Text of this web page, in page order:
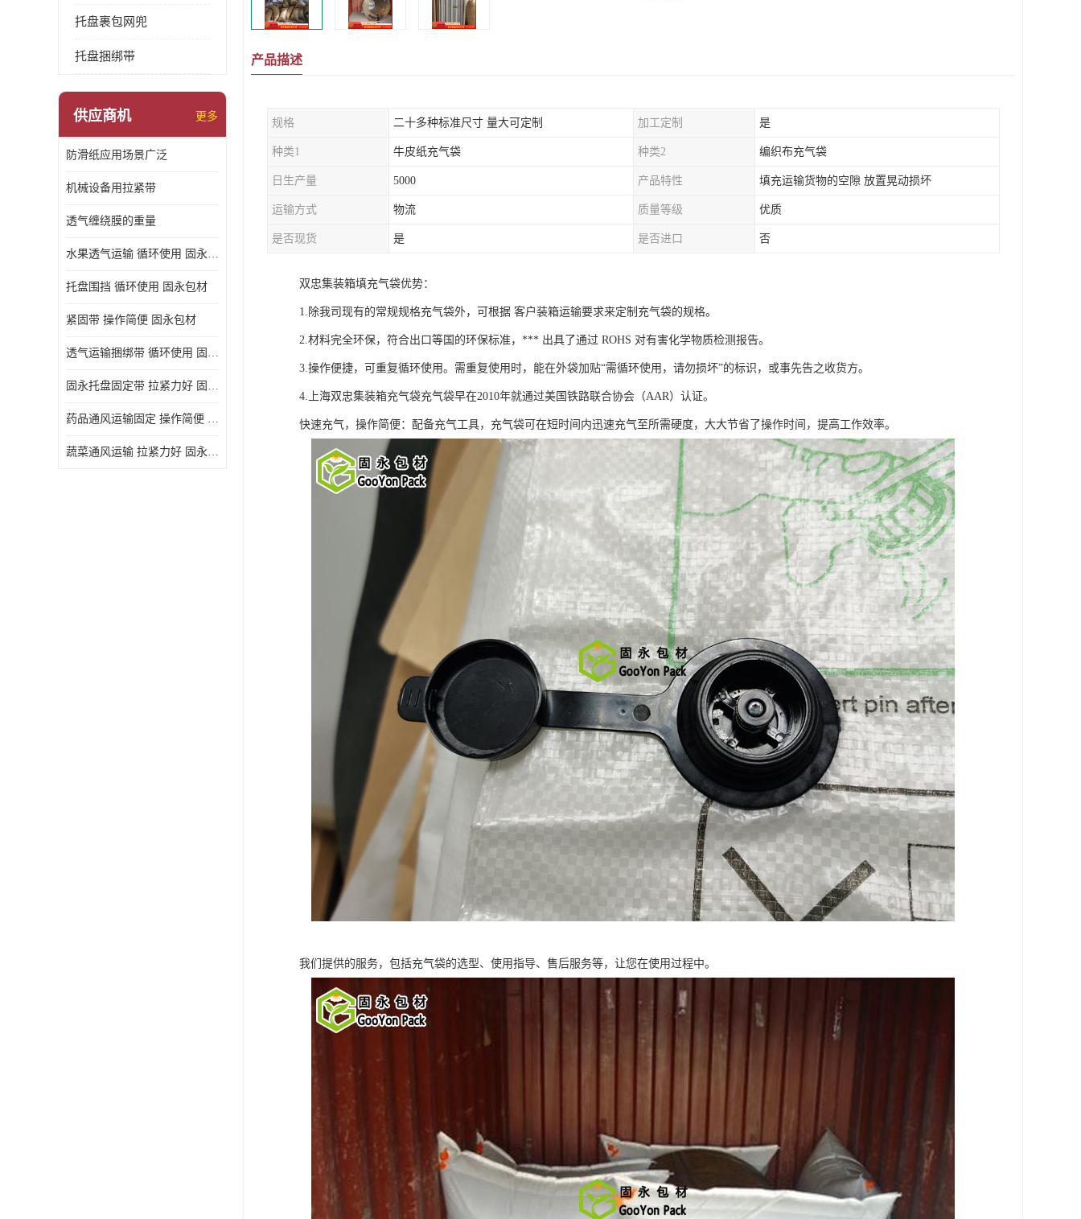
托盘裹包网兜
托盘捆绑带
供应商机 更多
防滑纸应用场景广泛
机械设备用拉紧带
透气缠绕膜的重量
水果透气运输 循环使用 固永包材
托盘围挡 循环使用 固永包材
紧固带 操作简便 固永包材
透气运输捆绑带 循环使用 固永包材
固永托盘固定带 拉紧力好 固永包材
药品通风运输固定 操作简便 固永包材
蔬菜通风运输 拉紧力好 固永包材
产品描述
规格 二十多种标准尺寸 量大可定制 加工定制 是
种类1 牛皮纸充气袋 种类2 编织布充气袋
日生产量 5000 产品特性 填充运输货物的空隙 放置晃动损坏
运输方式 物流 质量等级 优质
是否现货 是 是否进口 否
双忠集装箱填充气袋优势：
1.除我司现有的常规规格充气袋外，可根据 客户装箱运输要求来定制充气袋的规格。
2.材料完全环保，符合出口等国的环保标准，*** 出具了通过 ROHS 对有害化学物质检测报告。
3.操作便捷，可重复循环使用。需重复使用时，能在外袋加贴“需循环使用，请勿损坏”的标识，或事先告之收货方。
4.上海双忠集装箱充气袋充气袋早在2010年就通过美国铁路联合协会（AAR）认证。
快速充气，操作简便：配备充气工具，充气袋可在短时间内迅速充气至所需硬度，大大节省了操作时间，提高工作效率。
我们提供的服务，包括充气袋的选型、使用指导、售后服务等，让您在使用过程中。